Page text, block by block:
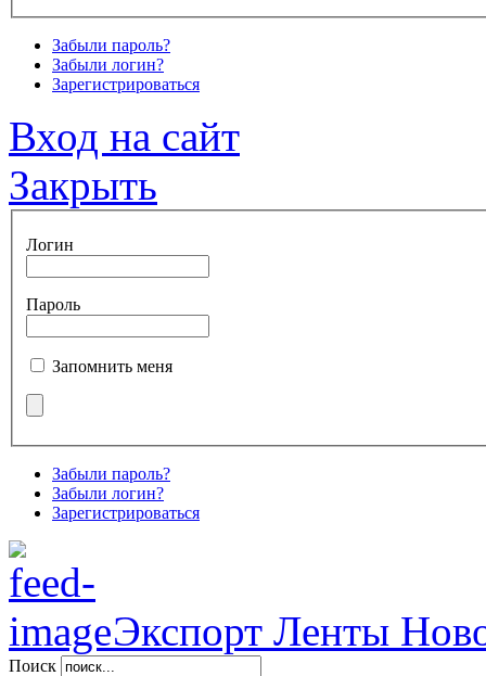
Забыли пароль?
Забыли логин?
Зарегистрироваться
Вход на сайт
Закрыть
Логин
Пароль
Запомнить меня
Забыли пароль?
Забыли логин?
Зарегистрироваться
Экспорт Ленты
Поиск